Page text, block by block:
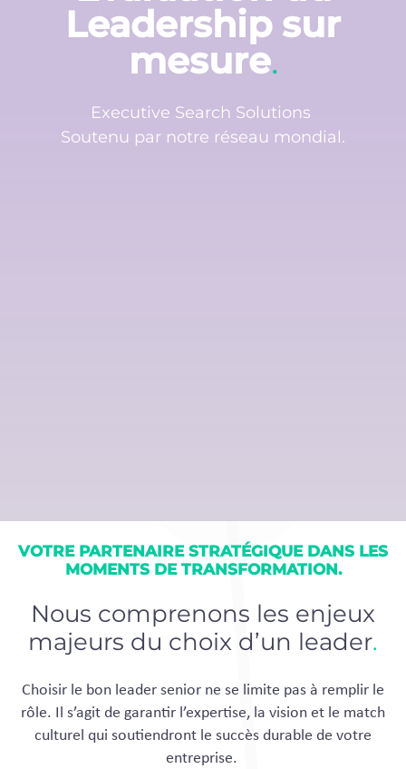
Leadership sur
mesure.
Executive Search Solutions
Soutenu par notre réseau mondial.
VOTRE PARTENAIRE STRATÉGIQUE DANS LES
MOMENTS DE TRANSFORMATION.
Nous comprenons les enjeux
majeurs du choix d’un leader.
Choisir le bon leader senior ne se limite pas à remplir le
rôle. Il s’agit de garantir l’expertise, la vision et le match
culturel qui soutiendront le succès durable de votre
entreprise.